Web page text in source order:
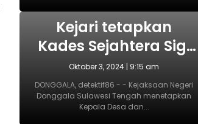
Kejari tetapkan
Kades Sejahtera Sigi
tersangka korupsi
ADD
Oktober 3, 2024 | 9:15 am
DONGGALA, detektif86 - - Kejaksaan Negeri
Donggala Sulawesi Tengah menetapkan
Kepala Desa dan...